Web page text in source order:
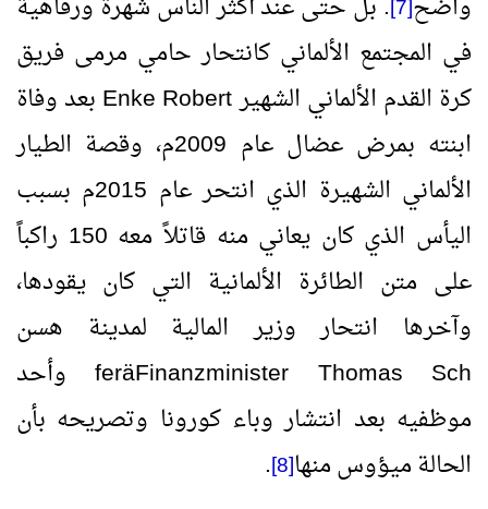
[7]
في المجتمع الألماني كانتحار حامي مرمى فريق
كرة القدم الألماني الشهيرRobert
Enkeبعد وفاة
ابنته بمرض عضال عام 2009م، وقصة الطيار
الألماني الشهيرة الذي انتحر عام 2015م بسبب
اليأس الذي كان يعاني منه قاتلاً معه 150 راكباً
على متن الطائرة الألمانية التي كان يقودها،
وآخرها انتحار وزير المالية لمدينة هسن
Finanzminister Thomas Sch
ä
fer
وأحد
موظفيه بعد انتشار وباء كورونا وتصريحه بأن
الحالة ميؤوس منها[8]
.